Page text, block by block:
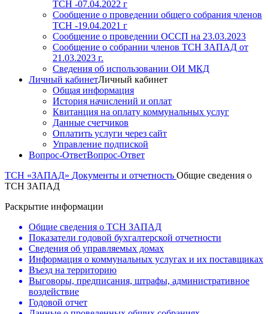
ТСН -07.04.2022 г
Сообщение о проведении общего собрания членов
ТСН -19.04.2021 г
Сообщение о проведении ОССП на 23.03.2023
Сообщение о собрании членов ТСН ЗАПАД от
21.03.2023 г.
Сведения об использовании ОИ МКД
Личный кабинетЛичный кабинет
Общая информация
История начислений и оплат
Квитанция на оплату коммунальных услуг
Данные счетчиков
Оплатить услуги через сайт
Управление подпиской
Вопрос-ОтветВопрос-Ответ
ТСН «ЗАПАД» Документы и отчетность Общие сведения о
ТСН ЗАПАД
Раскрытие информации
Общие сведения о ТСН ЗАПАД
Показатели годовой бухгалтерской отчетности
Сведения об управляемых домах
Информация о коммунальных услугах и их поставщиках
Въезд на территорию
Выговоры, предписания, штрафы, административное
воздействие
Годовой отчет